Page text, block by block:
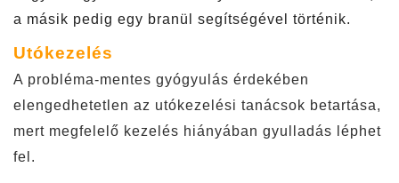
a másik pedig egy branül segítségével történik.
Utókezelés
A probléma-mentes gyógyulás érdekében
elengedhetetlen az utókezelési tanácsok betartása,
mert megfelelő kezelés hiányában gyulladás léphet
fel.